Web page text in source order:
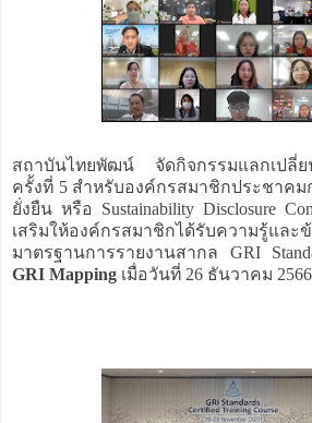
สถาบันไทยพัฒน์ จัดกิจกรรมแลกเปลี่ย
ครั้งที่ 5 สำหรับองค์กรสมาชิกประชาคม
ยั่งยืน หรือ Sustainability Disclosure
เสริมให้องค์กรสมาชิกได้รับความรู้และ
มาตรฐานการรายงานสากล GRI
GRI Mapping เมื่อวันที่ 26 ธันวาคม